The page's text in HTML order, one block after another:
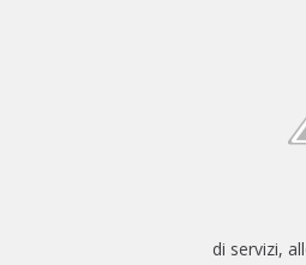
di servizi,